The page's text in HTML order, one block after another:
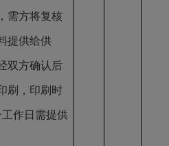
需方将复核
提供给供
双方确认后
刷，印刷时
工作日需提供